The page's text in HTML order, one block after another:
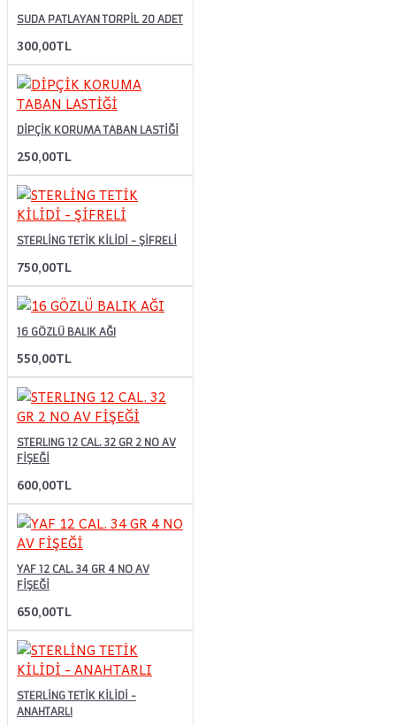
SUDA PATLAYAN TORPİL 20 ADET
300,00TL
DİPÇİK KORUMA TABAN LASTİĞİ
250,00TL
STERLİNG TETİK KİLİDİ - ŞİFRELİ
750,00TL
16 GÖZLÜ BALIK AĞI
550,00TL
STERLING 12 CAL. 32 GR 2 NO AV
FİŞEĞİ
600,00TL
YAF 12 CAL. 34 GR 4 NO AV
FİŞEĞİ
650,00TL
STERLİNG TETİK KİLİDİ -
ANAHTARLI